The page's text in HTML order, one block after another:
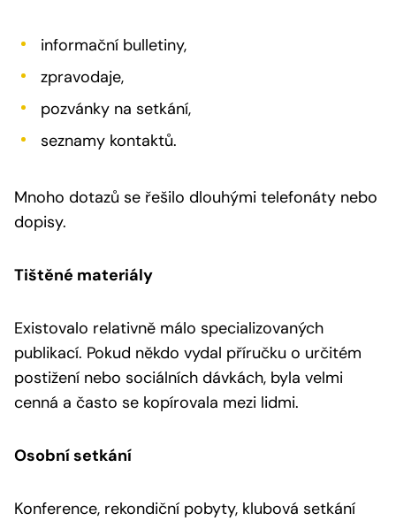
informační bulletiny,
zpravodaje,
pozvánky na setkání,
seznamy kontaktů.
Mnoho dotazů se řešilo dlouhými telefonáty nebo
dopisy.
Tištěné materiály
Existovalo relativně málo specializovaných
publikací. Pokud někdo vydal příručku o určitém
postižení nebo sociálních dávkách, byla velmi
cenná a často se kopírovala mezi lidmi.
Osobní setkání
Konference, rekondiční pobyty, klubová setkání